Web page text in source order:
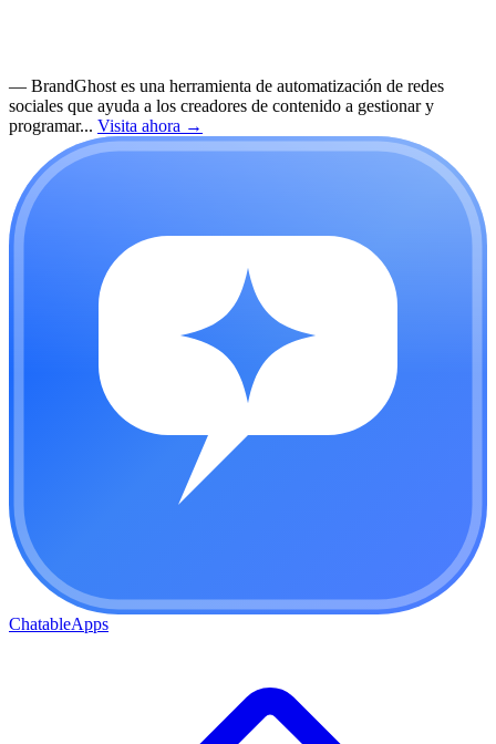
— BrandGhost es una herramienta de automatización de redes
sociales que ayuda a los creadores de contenido a gestionar y
programar... Visita ahora →
ChatableApps